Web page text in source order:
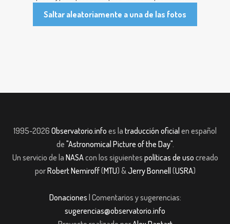
Saltar aleatoriamente a una de las fotos
1995-2026 Observatorio.info es la traducción oficial en español
de "Astronomical Picture of the Day".
Un servicio de la NASAcon los siguientes políticas de uso creado
porRobert Nemiroff(MTU) &Jerry Bonnell (USRA)
Donaciones | Comentarios y sugerencias:
sugerencias@observatorio.info